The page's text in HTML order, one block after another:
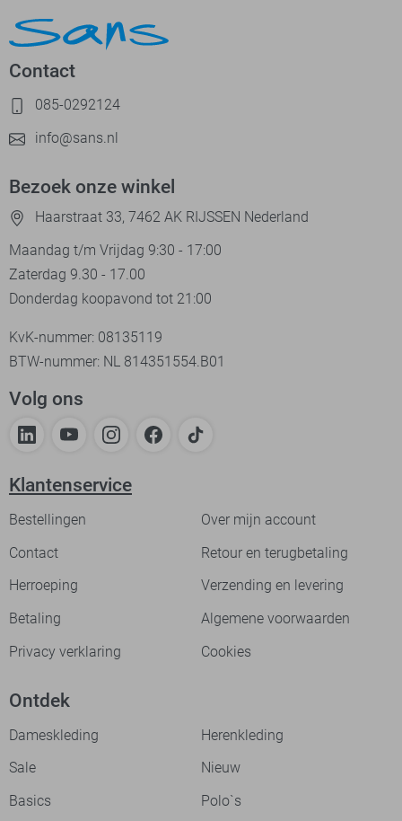
Contact
085-0292124
info@sans.nl
Bezoek onze winkel
Haarstraat 33, 7462 AK RIJSSEN Nederland
Maandag t/m Vrijdag 9:30 - 17:00
Zaterdag 9.30 - 17.00
Donderdag koopavond tot 21:00
KvK-nummer: 08135119
BTW-nummer: NL 814351554.B01
Volg ons
Klantenservice
Bestellingen
Over mijn account
Contact
Retour en terugbetaling
Herroeping
Verzending en levering
Betaling
Algemene voorwaarden
Privacy verklaring
Cookies
Ontdek
Dameskleding
Herenkleding
Sale
Nieuw
Basics
Polo`s